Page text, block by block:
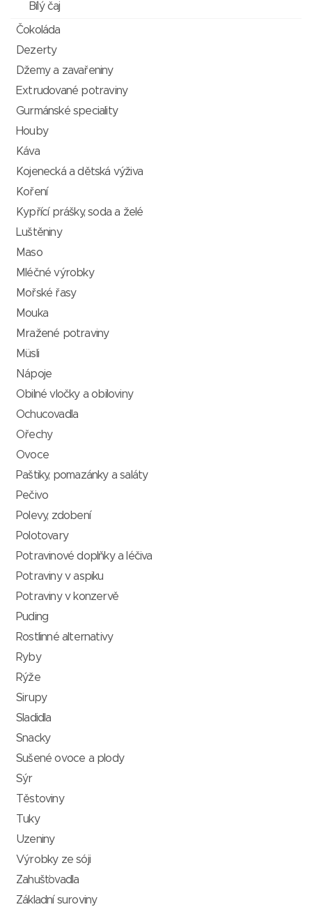
Bílý čaj
Čokoláda
Dezerty
Džemy a zavařeniny
Extrudované potraviny
Gurmánské speciality
Houby
Káva
Kojenecká a dětská výživa
Koření
Kypřící prášky, soda a želé
Luštěniny
Maso
Mléčné výrobky
Mořské řasy
Mouka
Mražené potraviny
Müsli
Nápoje
Obilné vločky a obiloviny
Ochucovadla
Ořechy
Ovoce
Paštiky, pomazánky a saláty
Pečivo
Polevy, zdobení
Polotovary
Potravinové doplňky a léčiva
Potraviny v aspiku
Potraviny v konzervě
Puding
Rostlinné alternativy
Ryby
Rýže
Sirupy
Sladidla
Snacky
Sušené ovoce a plody
Sýr
Těstoviny
Tuky
Uzeniny
Výrobky ze sóji
Zahušťovadla
Základní suroviny